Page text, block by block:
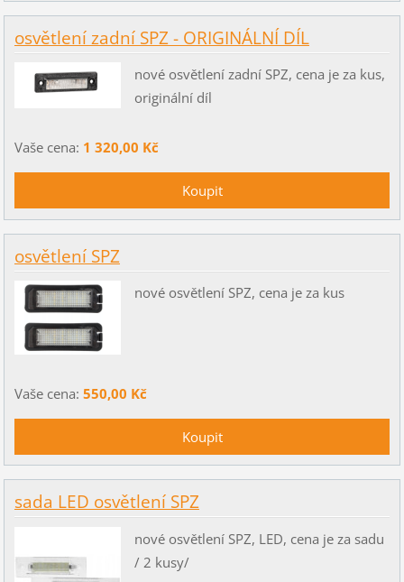
osvětlení zadní SPZ - ORIGINÁLNÍ DÍL
nové osvětlení zadní SPZ, cena je za kus,
originální díl
Vaše cena: 1 320,00 Kč
osvětlení SPZ
nové osvětlení SPZ, cena je za kus
Vaše cena: 550,00 Kč
sada LED osvětlení SPZ
nové osvětlení SPZ, LED, cena je za sadu
/ 2 kusy/